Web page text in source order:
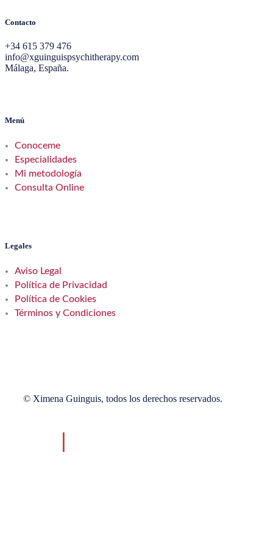
Contacto
+34 615 379 476
info@xguinguispsychitherapy.com
Málaga, España.
Menú
Conoceme
Especialidades
Mi metodología
Consulta Online
Legales
Aviso Legal
Política de Privacidad
Política de Cookies
Términos y Condiciones
© Ximena Guinguis, todos los derechos reservados.